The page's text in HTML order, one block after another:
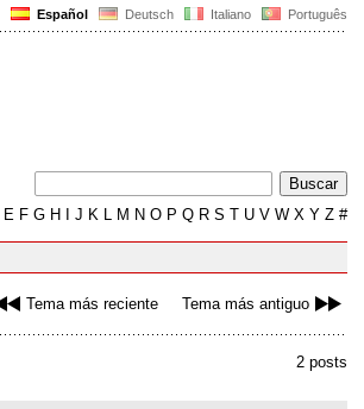
Español Deutsch Italiano Português
E F G H J K L M N O P Q R S T U V W X Y Z #
Tema más reciente Tema más antiguo
2 posts